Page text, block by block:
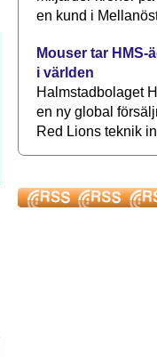
en kund i
Mouser tar HMS-
i världen
Halmstadbolaget
en ny global
Red Lions teknik